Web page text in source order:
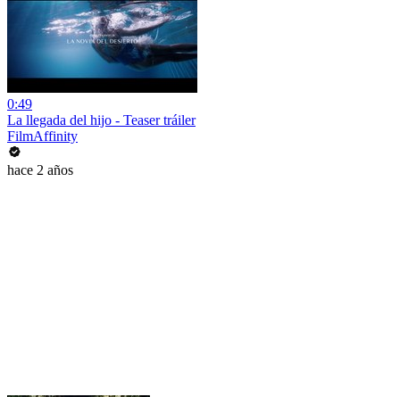
0:49
La llegada del hijo - Teaser tráiler
FilmAffinity
hace 2 años